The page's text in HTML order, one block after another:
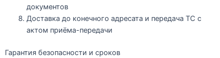
документов
Доставка до конечного адресата и передача ТС с
актом приёма-передачи
Гарантия безопасности и сроков